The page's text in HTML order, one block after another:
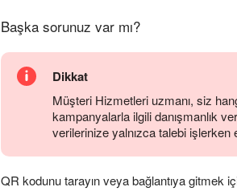
Başka sorunuz var mı?
Dikkat
Müşteri Hizmetleri uzmanı, siz
kampanyalarla ilgili danışmanlık
verilerinize yalnızca talebi işlerken
QR kodunu tarayın veya bağlantıya gitmek